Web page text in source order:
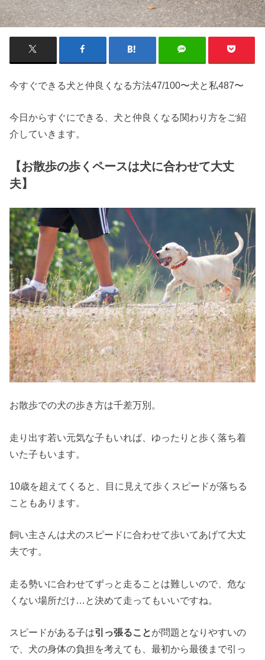
今すぐできる犬と仲良くなる方法47/100〜犬と私487〜
今日からすぐにできる、犬と仲良くなる関わり方をご紹
介していきます。
【お散歩の歩くペースは犬に合わせて大丈
夫】
お散歩での犬の歩き方は千差万別。
走り出す若い元気な子もいれば、ゆったりと歩く落ち着
いた子もいます。
10歳を超えてくると、目に見えて歩くスピードが落ちる
こともあります。
飼い主さんは犬のスピードに合わせて歩いてあげて大丈
夫です。
走る勢いに合わせてずっと走ることは難しいので、危な
くない場所だけ…と決めて走ってもいいですね。
スピードがある子は引っ張ることが問題となりやすいの
で、犬の身体の負担を考えても、最初から最後まで引っ